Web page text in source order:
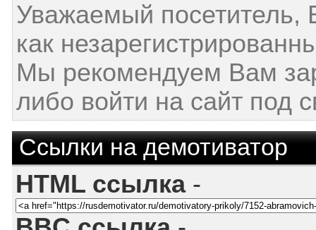
Уважаемый посетитель,
как
Мы рекомендуем Вам
либо войти на сайт под
Ссылки на демотиватор
HTML ссылка-